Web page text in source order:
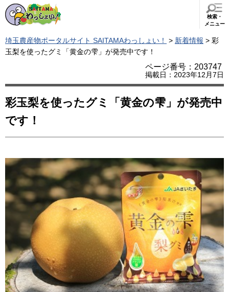
検索・
メニュー
埼玉農産物ポータルサイト SAITAMAわっしょい！ > 新着情報 > 彩
玉梨を使ったグミ「黄金の雫」が発売中です！
ページ番号：203747
掲載日：2023年12月7日
彩玉梨を使ったグミ「黄金の雫」が発売中
です！